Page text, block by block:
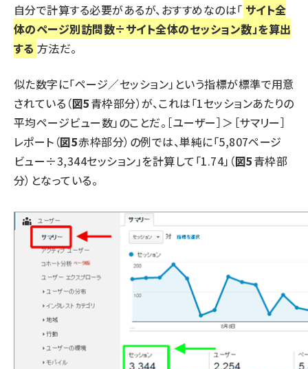
自分で計算する必要があるが、おすすめなのは「 サイト全
体のページ別訪問数÷サイト全体のセッション数」を算出
する 方法だ。
似た数字に「ページ／セッション」という指標が標準で用意
されている（図5青枠部分）が、これは「1セッションあたりの
平均ページビュー数」のことだ。［ユーザー］＞［サマリー］
レポート（図5赤枠部分）の例では、単純に「5,807ページ
ビュー÷3,344セッション」を計算して「1.74」（図5青枠部
分）となっている。